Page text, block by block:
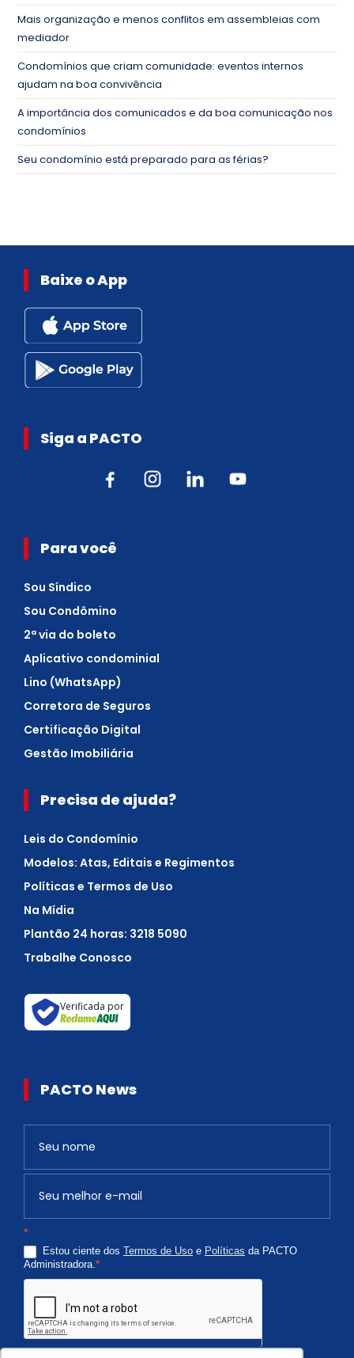
Mais organização e menos conflitos em assembleias com
mediador
Condomínios que criam comunidade: eventos internos
ajudam na boa convivência
A importância dos comunicados e da boa comunicação nos
condomínios
Seu condomínio está preparado para as férias?
Baixe o App
Siga a PACTO
Para você
Sou Síndico
Sou Condômino
2ª via do boleto
Aplicativo condominial
Lino (WhatsApp)
Corretora de Seguros
Certificação Digital
Gestão Imobiliária
Precisa de ajuda?
Leis do Condomínio
Modelos: Atas, Editais e Regimentos
Políticas e Termos de Uso
Na Mídia
Plantão 24 horas: 3218 5090
Trabalhe Conosco
Verificada por
PACTO News
*
Estou ciente dos Termos de Uso e Políticas da PACTO
Administradora. *
v
ê
a
n